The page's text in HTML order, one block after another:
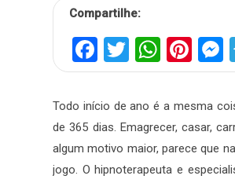
Compartilhe:
Facebook
Twitter
Todo início de ano é a mesma
de 365 dias. Emagrecer, casar,
algum motivo maior, parece que
jogo. O hipnoterapeuta e